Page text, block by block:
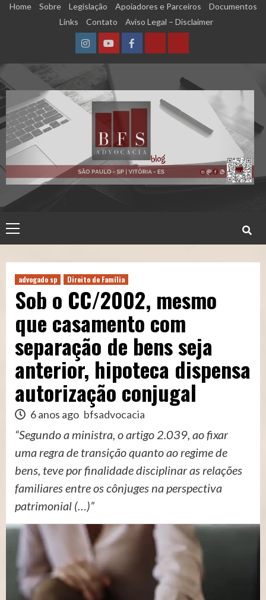
SkipHome Sobre Legislação Apoiadores e Parceiros
Documentos
Links
Contato Aviso Legal – Disclaimer
InstagramYouTubeFacebookCalculadora
Qualidade
de
Segurado
(INSS)
Calculadora
Tempo
de
Contribuição
Menu
advogado sp Direito de Família
Sob o CC/2002, mesmo
que casamento com
separação de bens seja
anterior, hipoteca dispensa
autorização conjugal
6 anos ago bfsadvocacia
“Segundo a ministra, o artigo 2.039, ao fixar
uma regra de transição quanto ao regime de
bens, teve por finalidade disciplinar as relações
familiares entre os cônjuges na perspectiva
patrimonial (…)”